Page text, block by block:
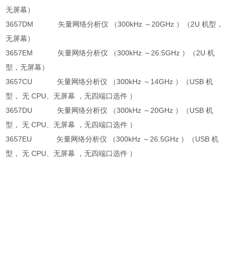
无屏幕）
3657DM 矢量网络分析仪 （300kHz ～20GHz ）（2U 机型，
无屏幕）
3657EM 矢量网络分析仪 （300kHz ～26.5GHz ）（2U 机
型，无屏幕）
3657CU 矢量网络分析仪 （300kHz ～14GHz ）（USB 机
型， 无 CPU、无屏幕 ，无四端口选件 ）
3657DU 矢量网络分析仪 （300kHz ～20GHz ）（USB 机
型， 无 CPU、无屏幕 ，无四端口选件 ）
3657EU 矢量网络分析仪 （300kHz ～26.5GHz ）（USB 机
型， 无 CPU、无屏幕 ，无四端口选件 ）